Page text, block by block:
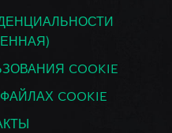
COOKIE
COOKIE